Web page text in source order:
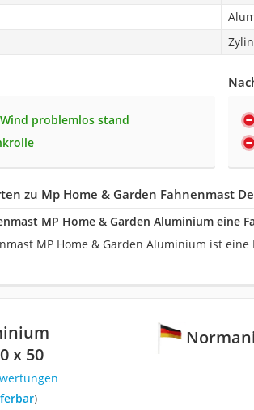
problemlos stand
zu Mp Home & Garden Fahnenmast
MP Home & Garden Aluminium eine
MP Home & Garden Aluminium ist
x 50
)